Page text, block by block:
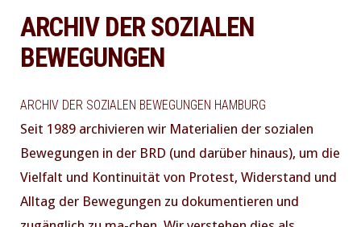
ARCHIV DER SOZIALEN
BEWEGUNGEN
ARCHIV DER SOZIALEN BEWEGUNGEN HAMBURG
Seit 1989 archivieren wir Materialien der sozialen
Bewegungen in der BRD (und darüber hinaus), um die
Vielfalt und Kontinuität von Protest, Widerstand und
Alltag der Bewegungen zu dokumentieren und